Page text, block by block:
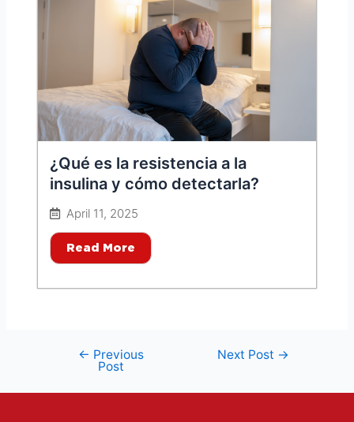
¿Qué es la resistencia a la
insulina y cómo detectarla?
April 11, 2025
Read More
← Previous
Post
Next Post →